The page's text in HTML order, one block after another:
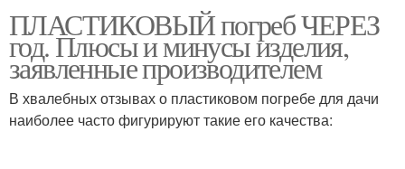
Короб для погреба Погреб из пластика
Пластиковые кессоны
Погреб с
горизонтальным
ПЛАСТИКОВЫЙ погреб ЧЕРЕЗ
год. Плюсы и минусы изделия,
заявленные производителем
В хвалебных отзывах о пластиковом погребе для дачи
наиболее часто фигурируют такие его качества: